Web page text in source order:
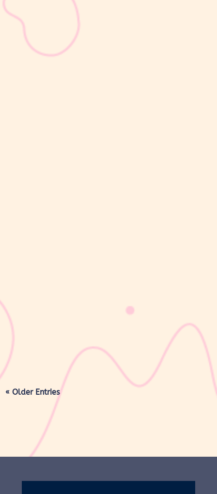
Selain berat badan, tinggi badan menjadi salah satu indikator
utama untuk menilai apakah tumbuh kembang si Kecil berjalan
yang dimulai sejak bayi lahir hingga organ reproduksi kembali
seperti sebelum hamil. Selama masa ini, tubuh Moms akan
mengalami berbagai perubahan, mulai dari rahim yang berangsur
« Older Entries